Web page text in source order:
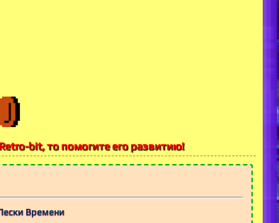
bit, то помогите его развитию!
Времени